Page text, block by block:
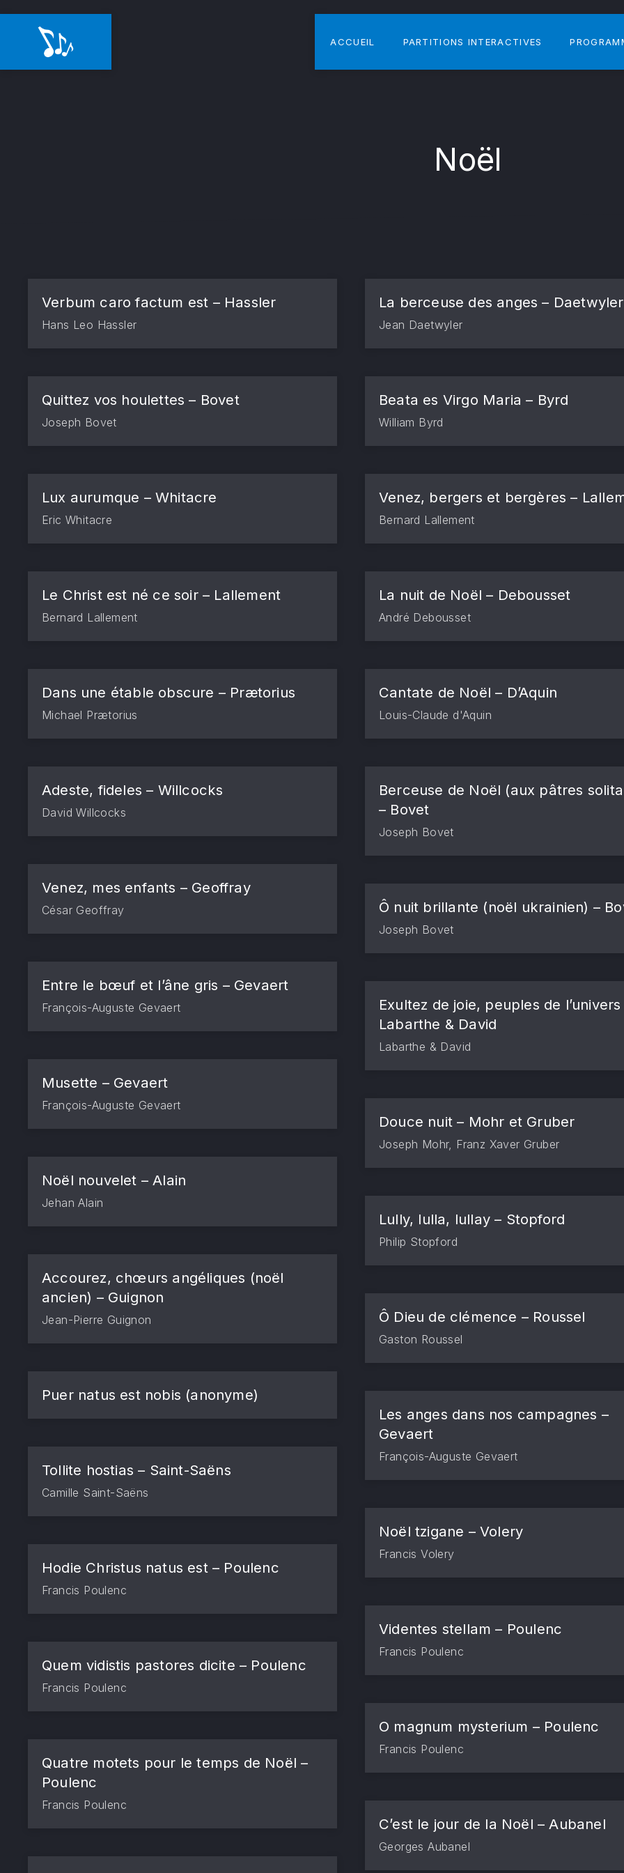
ACCUEIL PARTITIONS INTERACTIVES
Noël
Verbum caro factum est – Hassler
Hans Leo Hassler
La berceuse des anges – Daetwyler
Jean Daetwyler
Quittez vos houlettes – Bovet
Joseph Bovet
Beata es Virgo Maria – Byrd
William Byrd
Lux aurumque – Whitacre
Eric Whitacre
Venez, bergers et bergères –
Bernard Lallement
Le Christ est né ce soir – Lallement
Bernard Lallement
La nuit de Noël – Debousset
André Debousset
Dans une étable obscure – Prætorius
Michael Prætorius
Cantate de Noël – D’Aquin
Louis-Claude d'Aquin
Adeste, fideles – Willcocks
David Willcocks
Berceuse de Noël (aux pâtres
– Bovet
Joseph Bovet
Venez, mes enfants – Geoffray
César Geoffray Ô nuit brillante (noël ukrainien) –
Joseph Bovet
Entre le bœuf et l’âne gris – Gevaert
François-Auguste Gevaert
Exultez de joie, peuples de l’univers
Labarthe & David
Labarthe & David
Musette – Gevaert
François-Auguste Gevaert
Douce nuit – Mohr et Gruber
Joseph Mohr, Franz Xaver Gruber
Noël nouvelet – Alain
Jehan Alain
Lully, lulla, lullay – Stopford
Philip Stopford
Accourez, chœurs angéliques (noël
ancien) – Guignon
Jean-Pierre Guignon Ô Dieu de clémence – Roussel
Gaston Roussel
Puer natus est nobis (anonyme)
Les anges dans nos campagnes –
Gevaert
François-Auguste Gevaert
Tollite hostias – Saint-Saëns
Camille Saint-Saëns
Noël tzigane – Volery
Francis Volery
Hodie Christus natus est – Poulenc
Francis Poulenc
Videntes stellam – Poulenc
Francis Poulenc
Quem vidistis pastores dicite – Poulenc
Francis Poulenc
O magnum mysterium – Poulenc
Francis Poulenc
Quatre motets pour le temps de Noël –
Poulenc
Francis Poulenc
C’est le jour de la Noël – Aubanel
Georges Aubanel